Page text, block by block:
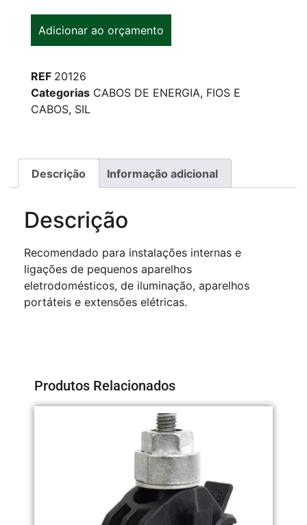
Adicionar ao orçamento
REF 20126
Categorias CABOS DE ENERGIA, FIOS E
CABOS, SIL
Descrição Informação adicional
Descrição
Recomendado para instalações internas e
ligações de pequenos aparelhos
eletrodomésticos, de iluminação, aparelhos
portáteis e extensões elétricas.
Produtos Relacionados